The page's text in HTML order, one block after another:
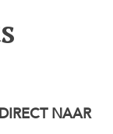
DIRECT NAAR